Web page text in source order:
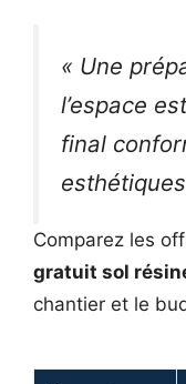
« Une
l’espace
final
Comparez les
gratuit sol
chantier et le